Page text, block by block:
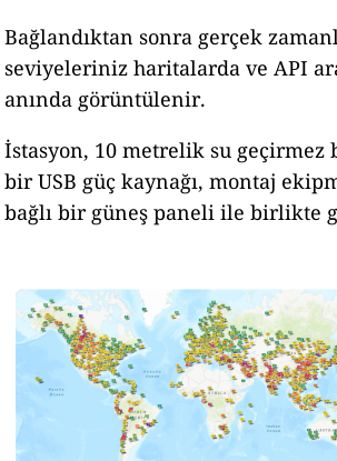
Bağlandıktan sonra gerçek
seviyeleriniz haritalarda ve API
anında görüntülenir.
İstasyon, 10 metrelik su geçirmez
bir USB güç kaynağı, montaj
bağlı bir güneş paneli ile birlikte